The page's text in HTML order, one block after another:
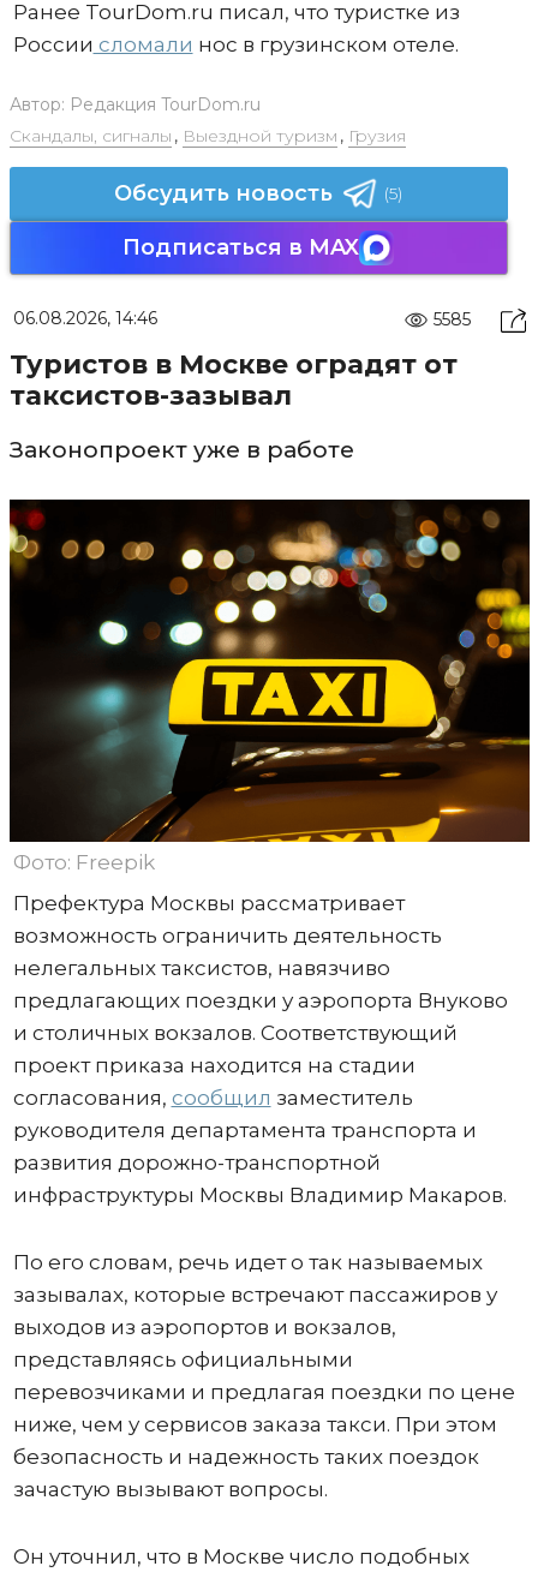
Ранее TourDom.ru писал, что туристке из
России сломали нос в грузинском отеле.
Автор: Редакция TourDom.ru
Скандалы, сигналы , Выездной туризм , Грузия
Обсудить новость (5)
Подписаться в MAX
06.08.2026, 14:46 5585
Туристов в Москве оградят от
таксистов-зазывал
Законопроект уже в работе
Фото: Freepik
Префектура Москвы рассматривает
возможность ограничить деятельность
нелегальных таксистов, навязчиво
предлагающих поездки у аэропорта Внуково
и столичных вокзалов. Соответствующий
проект приказа находится на стадии
согласования, сообщил заместитель
руководителя департамента транспорта и
развития дорожно-транспортной
инфраструктуры Москвы Владимир Макаров.
По его словам, речь идет о так называемых
зазывалах, которые встречают пассажиров у
выходов из аэропортов и вокзалов,
представляясь официальными
перевозчиками и предлагая поездки по цене
ниже, чем у сервисов заказа такси. При этом
безопасность и надежность таких поездок
зачастую вызывают вопросы.
Он уточнил, что в Москве число подобных